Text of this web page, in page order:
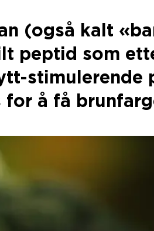
(også kalt
peptid som
stimulerende
for å få